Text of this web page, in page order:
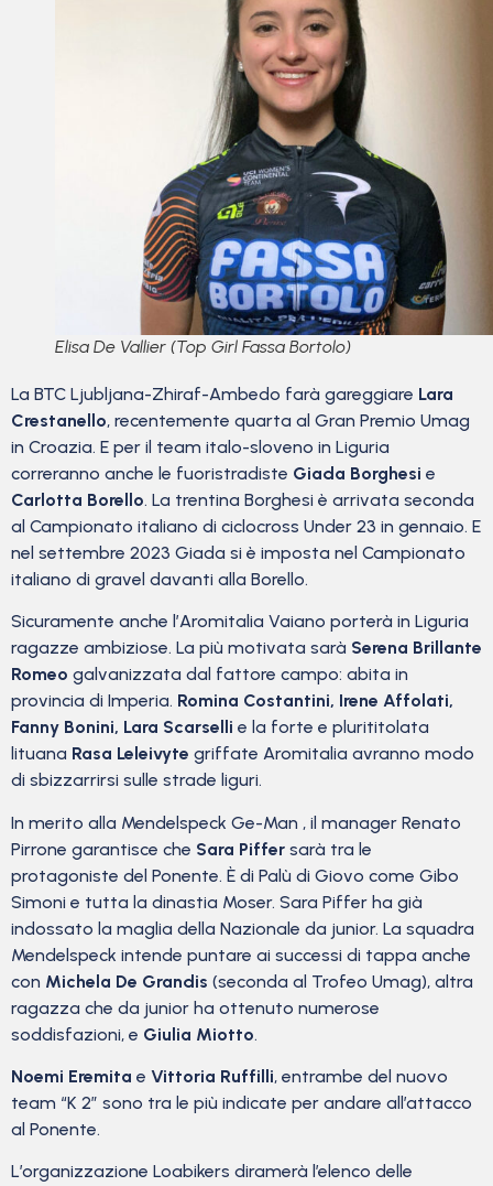
Elisa De Vallier (Top Girl Fassa Bortolo)
La BTC Ljubljana-Zhiraf-Ambedo farà gareggiare Lara
Crestanello, recentemente quarta al Gran Premio Umag
in Croazia. E per il team italo-sloveno in Liguria
correranno anche le fuoristradiste Giada Borghesi e
Carlotta Borello. La trentina Borghesi è arrivata seconda
al Campionato italiano di ciclocross Under 23 in gennaio. E
nel settembre 2023 Giada si è imposta nel Campionato
italiano di gravel davanti alla Borello.
Sicuramente anche l’Aromitalia Vaiano porterà in Liguria
ragazze ambiziose. La più motivata sarà Serena Brillante
Romeo galvanizzata dal fattore campo: abita in
provincia di Imperia. Romina Costantini, Irene Affolati,
Fanny Bonini, Lara Scarselli e la forte e plurititolata
lituana Rasa Leleivyte griffate Aromitalia avranno modo
di sbizzarrirsi sulle strade liguri.
In merito alla Mendelspeck Ge-Man , il manager Renato
Pirrone garantisce che Sara Piffer sarà tra le
protagoniste del Ponente. È di Palù di Giovo come Gibo
Simoni e tutta la dinastia Moser. Sara Piffer ha già
indossato la maglia della Nazionale da junior. La squadra
Mendelspeck intende puntare ai successi di tappa anche
con Michela De Grandis (seconda al Trofeo Umag), altra
ragazza che da junior ha ottenuto numerose
soddisfazioni, e Giulia Miotto.
Noemi Eremita e Vittoria Ruffilli, entrambe del nuovo
team “K 2” sono tra le più indicate per andare all’attacco
al Ponente.
L’organizzazione Loabikers diramerà l’elenco delle